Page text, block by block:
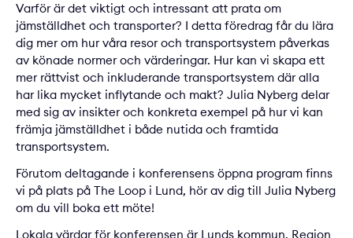
Varför är det viktigt och intressant att prata om
jämställdhet och transporter? I detta föredrag får du lära
dig mer om hur våra resor och transportsystem påverkas
av könade normer och värderingar. Hur kan vi skapa ett
mer rättvist och inkluderande transportsystem där alla
har lika mycket inflytande och makt? Julia Nyberg delar
med sig av insikter och konkreta exempel på hur vi kan
främja jämställdhet i både nutida och framtida
transportsystem.
Förutom deltagande i konferensens öppna program finns
vi på plats på The Loop i Lund, hör av dig till Julia Nyberg
om du vill boka ett möte!
Lokala värdar för konferensen är Lunds kommun, Region